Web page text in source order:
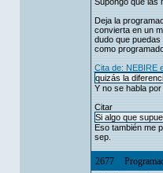
Deja la
convierta en un
dudo que
como
Cita de: NEBIRE
quizás la
Y no se habla
Citar
Si algo que
Eso también me
sep.
2677